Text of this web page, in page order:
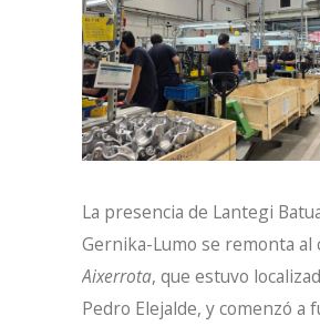
La presencia de Lantegi
Gernika-Lumo se remonta al
Aixerrota, que estuvo
Pedro Elejalde, y comenzó a